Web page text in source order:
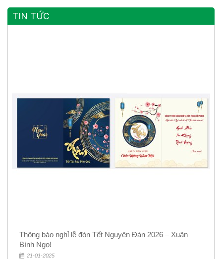
TIN TỨC
Thông báo nghỉ lễ đón Tết Nguyên Đán 2026 – Xuân
Bính Ngọ!
21-01-2025